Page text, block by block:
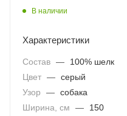
В наличии
Характеристики
Состав —
100% шелк
Цвет — серый
Узор
— собака
Ширина, см
— 150